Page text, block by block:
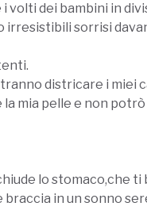
dei bambini in
sorrisi
districare i miei
mia pelle e non
lo stomaco,che ti
in un sonno